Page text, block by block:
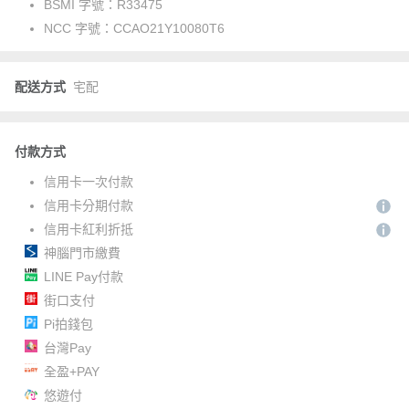
BSMI 字號： R33475
NCC 字號： CCAO21Y10080T6
配送方式 宅配
付款方式
信用卡一次付款
信用卡分期付款
信用卡紅利折抵
神腦門市繳費
LINE Pay付款
街口支付
Pi拍錢包
台灣Pay
全盈+PAY
悠遊付